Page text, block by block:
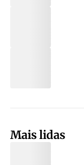
Mais lidas